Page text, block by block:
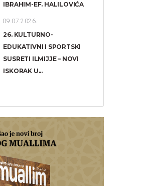
IBRAHIM-EF. HALILOVIĆA
09.07.2026.
26. KULTURNO-
EDUKATIVNI I SPORTSKI
SUSRETI ILMIJJE – NOVI
ISKORAK U...